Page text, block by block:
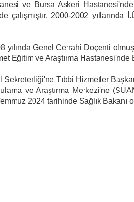
ve Bursa Askeri
2000-2002
Genel Cerrahi Doçenti
Eğitim ve Araştırma Hastanesi'nde
Tıbbi Hizmetler
ve Araştırma Merkezi'ne
2024 tarihinde Sağlık Bakanı